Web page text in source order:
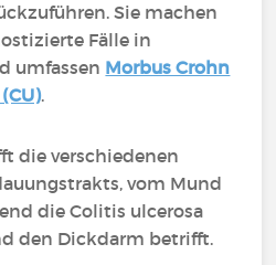
Sie machen
Fälle in
umfassen Morbus Crohn
.
die verschiedenen
vom Mund
die Colitis ulcerosa
den Dickdarm betrifft.